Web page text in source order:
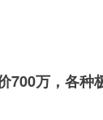
700万，各种